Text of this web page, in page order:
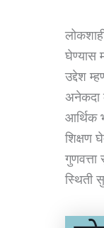
घेण्यास
उद्देश
अनेकदा
आर्थिक
शिक्षण
स्थिती